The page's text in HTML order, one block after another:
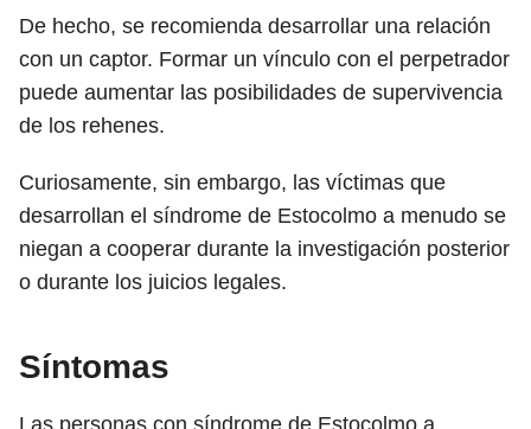
De hecho, se recomienda desarrollar una relación
con un captor. Formar un vínculo con el perpetrador
puede aumentar las posibilidades de supervivencia
de los rehenes.
Curiosamente, sin embargo, las víctimas que
desarrollan el síndrome de Estocolmo a menudo se
niegan a cooperar durante la investigación posterior
o durante los juicios legales.
Síntomas
Las personas con síndrome de Estocolmo a